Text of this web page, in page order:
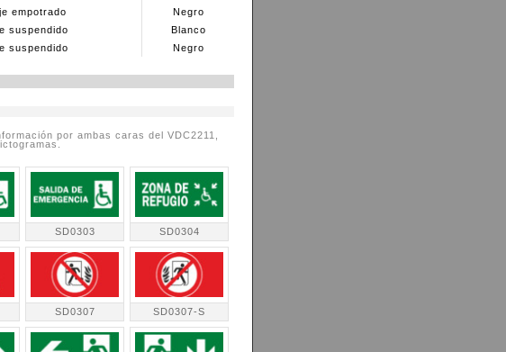
empotrado
Negro
suspendido
Blanco
suspendido Negro
por ambas caras del VDC2211,
SD0303 SD0304
SD0307 SD0307-S